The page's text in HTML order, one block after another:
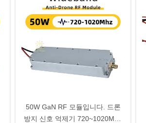
50W GaN RF 모듈입니다. 드론
방지 신호 억제기 720~1020MHz